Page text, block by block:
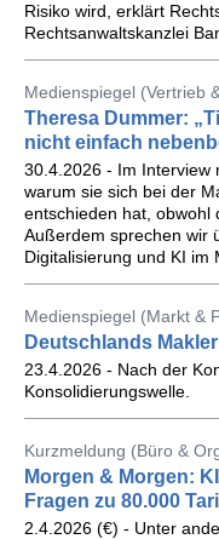
Risiko wird, erklärt
Rechtsanwaltskanzlei
Medienspiegel (Vertrieb
Theresa Dummer:
nicht einfach
30.4.2026 - Im Interview
warum sie sich bei der
entschieden hat, obwohl
Außerdem sprechen wir
Digitalisierung und KI im
Medienspiegel (Markt &
Deutschlands
23.4.2026 - Nach der
Konsolidierungswelle.
Kurzmeldung (Büro &
Morgen & Morgen:
Fragen zu 80.000
2.4.2026 (€) - Unter